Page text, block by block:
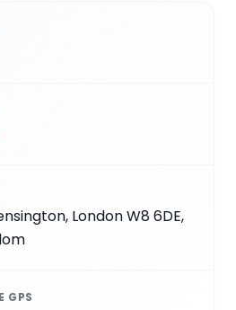
London W8 6DE,
GPS